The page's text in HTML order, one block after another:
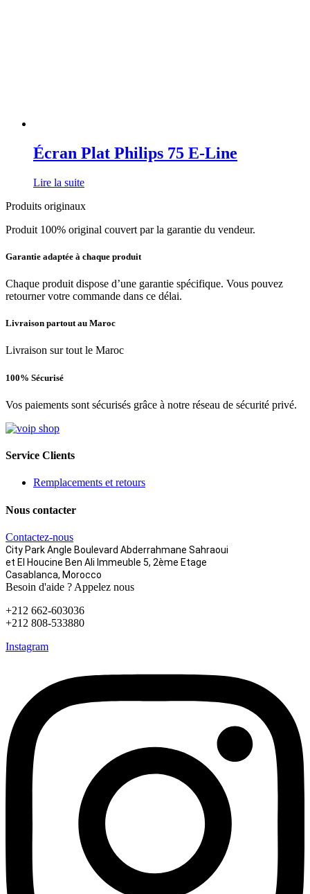
Écran Plat Philips 75 E-Line
Lire la suite
Produits originaux
Produit 100% original couvert par la garantie du vendeur.
Garantie adaptée à chaque produit
Chaque produit dispose d’une garantie spécifique. Vous pouvez
retourner votre commande dans ce délai.
Livraison partout au Maroc
Livraison sur tout le Maroc
100% Sécurisé
Vos paiements sont sécurisés grâce à notre réseau de sécurité privé.
Service Clients
Remplacements et retours
Nous contacter
Contactez-nous
City Park Angle Boulevard Abderrahmane Sahraoui
et El Houcine Ben Ali Immeuble 5, 2ème Etage
Casablanca, Morocco
Besoin d'aide ? Appelez nous
+212 662-603036
+212 808-533880
Instagram